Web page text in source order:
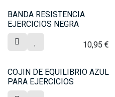
BANDA RESISTENCIA
EJERCICIOS NEGRA
10,95 €
COJIN DE EQUILIBRIO AZUL
PARA EJERCICIOS